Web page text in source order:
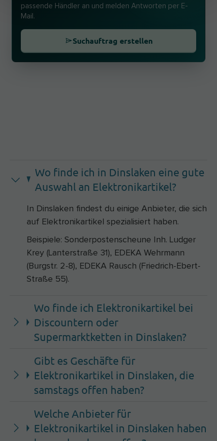
passende Händler an und melden Antworten per E-
Mail.
Suchauftrag erstellen
Wo finde ich in Dinslaken eine gute
Auswahl an Elektronikartikel?
In Dinslaken findest du einige Anbieter, die sich
auf Elektronikartikel spezialisiert haben.
Beispiele: Sonderpostenscheune Inh. Ludger
Krey (Lanterstraße 31), EDEKA Wehrmann
(Burgstr. 2-8), EDEKA Rausch (Friedrich-Ebert-
Straße 55).
Wo finde ich Elektronikartikel bei
Discountern oder
Supermarktketten in Dinslaken?
Gibt es Geschäfte für
Elektronikartikel in Dinslaken, die
samstags offen haben?
Welche Anbieter für
Elektronikartikel in Dinslaken haben